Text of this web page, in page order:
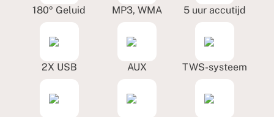
180º Geluid MP3, WMA 5 uur accutijd
2X USB AUX TWS-systeem